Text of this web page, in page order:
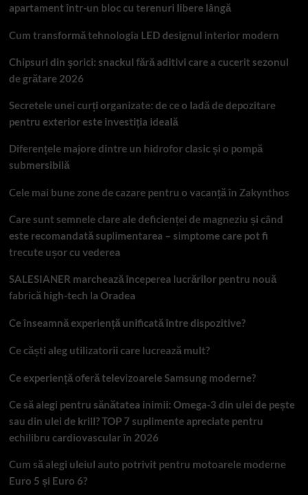
apartament într-un bloc cu terenuri libere lângă
Cum transformă tehnologia LED designul interior modern
Chipsuri din șorici: snackul fără aditivi care a cucerit sezonul
de grătare 2026
Secretele unei curți organizate: de ce o ladă de depozitare
pentru exterior este investiția ideală
Diferențele majore dintre un hidrofor clasic și o pompă
submersibilă
Cele mai bune zone de cazare pentru o vacanță în Zakynthos
Care sunt semnele clare ale deficienței de magneziu și când
este recomandată suplimentarea – simptome care pot fi
trecute ușor cu vederea
SALESIANER marchează începerea lucrărilor pentru nouă
fabrică high-tech la Oradea
Ce înseamnă experiență unificată între dispozitive?
Ce căști aleg utilizatorii care lucrează mult?
Ce experiență oferă televizoarele Samsung moderne?
Ce să alegi pentru sănătatea inimii: Omega-3 din ulei de pește
sau din ulei de krill? TOP 7 suplimente apreciate pentru
echilibru cardiovascular în 2026
Cum să alegi uleiul auto potrivit pentru motoarele moderne
Euro 5 și Euro 6?